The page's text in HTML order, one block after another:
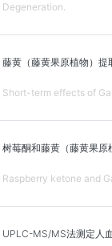
Degeneration.
藤黄（藤黄果原植物）提
Short-term effects of
树莓酮和藤黄（藤黄果原
Raspberry ketone and
UPLC-MS/MS法测定人